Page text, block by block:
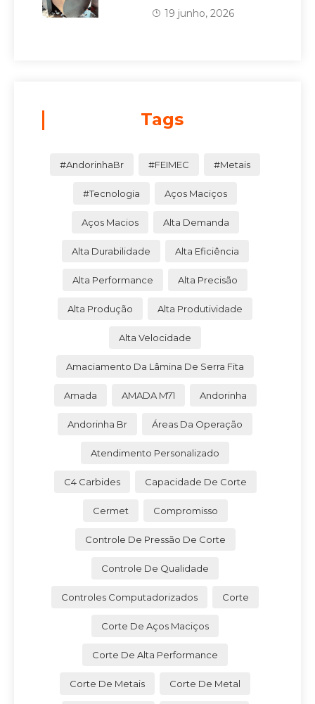
19 junho, 2026
Tags
#AndorinhaBr #FEIMEC #Metais
#Tecnologia Aços Maciços
Aços Macios Alta Demanda
Alta Durabilidade Alta Eficiência
Alta Performance Alta Precisão
Alta Produção Alta Produtividade
Alta Velocidade
Amaciamento Da Lâmina De Serra Fita
Amada AMADA M71 Andorinha
Andorinha Br Áreas Da Operação
Atendimento Personalizado
C4 Carbides Capacidade De Corte
Cermet Compromisso
Controle De Pressão De Corte
Controle De Qualidade
Controles Computadorizados Corte
Corte De Aços Maciços
Corte De Alta Performance
Corte De Metais Corte De Metal